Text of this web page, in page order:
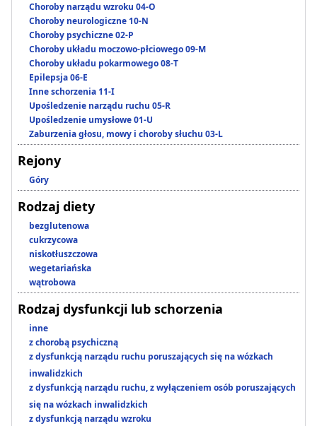
Choroby narządu wzroku 04-O
Choroby neurologiczne 10-N
Choroby psychiczne 02-P
Choroby układu moczowo-płciowego 09-M
Choroby układu pokarmowego 08-T
Epilepsja 06-E
Inne schorzenia 11-I
Upośledzenie narządu ruchu 05-R
Upośledzenie umysłowe 01-U
Zaburzenia głosu, mowy i choroby słuchu 03-L
Rejony
Góry
Rodzaj diety
bezglutenowa
cukrzycowa
niskotłuszczowa
wegetariańska
wątrobowa
Rodzaj dysfunkcji lub schorzenia
inne
z chorobą psychiczną
z dysfunkcją narządu ruchu poruszających się na wózkach
inwalidzkich
z dysfunkcją narządu ruchu, z wyłączeniem osób poruszających
się na wózkach inwalidzkich
z dysfunkcją narządu wzroku